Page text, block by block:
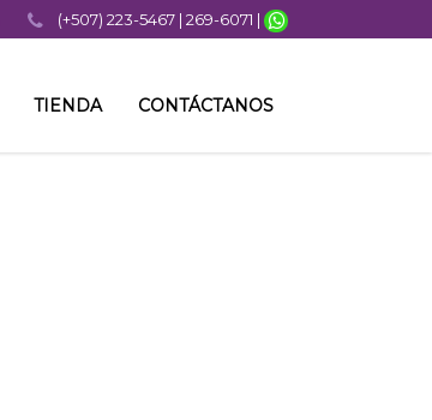
(+507) 223-5467 | 269-6071 |
TIENDA CONTÁCTANOS